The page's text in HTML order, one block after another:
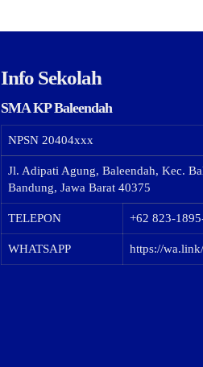
Info Sekolah
SMA KP Baleendah
NPSN 20404xxx
Jl. Adipati Agung, Baleendah, Kec.
Bandung, Jawa Barat 40375
TELEPON +62 823-
WHATSAPP https://